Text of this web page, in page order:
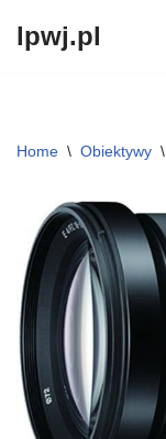
lpwj.pl
Home \ Obiektywy \